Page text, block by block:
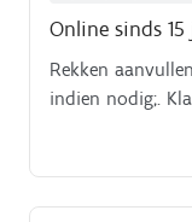
Online sinds
Rekken
indien nodig;.